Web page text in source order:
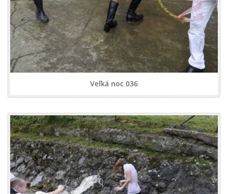
Veľká noc 036